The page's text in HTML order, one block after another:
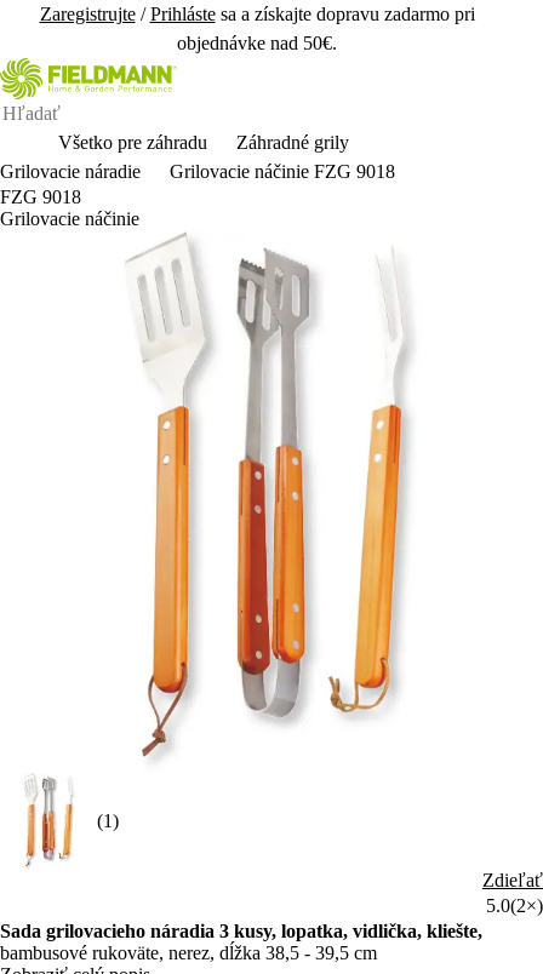
Zaregistrujte/Prihlástesa a získajte dopravu zadarmo pri
objednávke nad 50€.
Všetko pre záhradu
Záhradné grily
Grilovacie náradie
Grilovacie náčinie FZG 9018
FZG 9018
Grilovacie náčinie
(1)
Zdieľať
5.0(2×)
Sada grilovacieho náradia 3 kusy, lopatka, vidlička, kliešte,
bambusové rukoväte, nerez, dĺžka 38,5 - 39,5 cm